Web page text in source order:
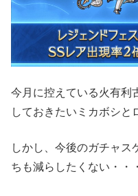
今月に控えている火有利
しておきたいミカボシと
しかし、今後のガチャス
ちも減らしたくない・・・